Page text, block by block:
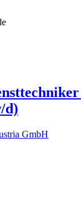
d)
GmbH